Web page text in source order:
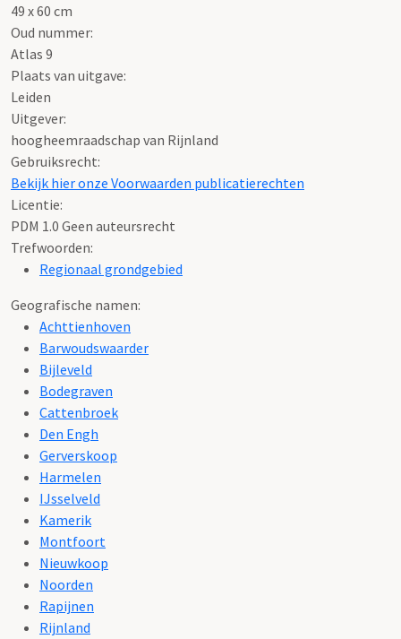
49 x 60 cm
Oud nummer:
Atlas 9
Plaats van uitgave:
Leiden
Uitgever:
hoogheemraadschap van Rijnland
Gebruiksrecht:
Bekijk hier onze Voorwaarden publicatierechten
Licentie:
PDM 1.0 Geen auteursrecht
Trefwoorden:
Regionaal grondgebied
Geografische namen:
Achttienhoven
Barwoudswaarder
Bijleveld
Bodegraven
Cattenbroek
Den Engh
Gerverskoop
Harmelen
IJsselveld
Kamerik
Montfoort
Nieuwkoop
Noorden
Rapijnen
Rijnland